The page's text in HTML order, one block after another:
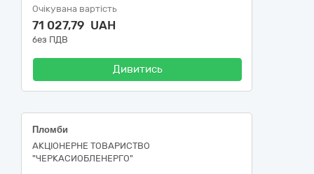
Очікувана вартість
71 027,79 UAH
без ПДВ
Дивитись
Пломби
АКЦІОНЕРНЕ ТОВАРИСТВО
"ЧЕРКАСИОБЛЕНЕРГО"